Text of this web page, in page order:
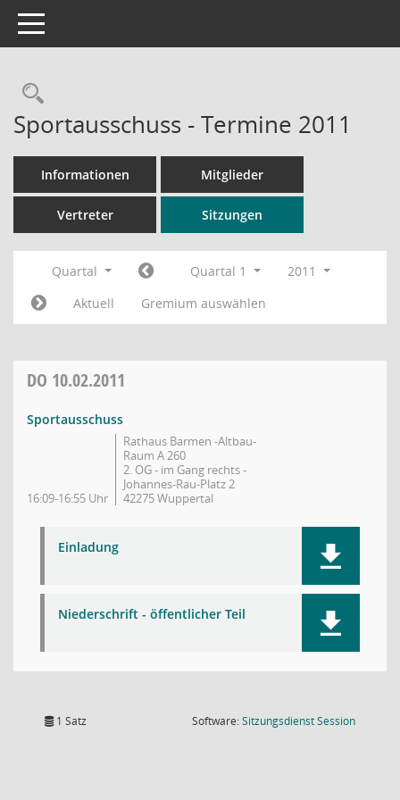
Toggle navigation
Rechercheauswahl
Sportausschuss - Termine 2011
Informationen Mitglieder
Vertreter Sitzungen
Quartal Quartal 1
2011
Aktuell
Gremium auswählen
DO 10.02.2011
Sportausschuss
16:09-16:55 Uhr
Rathaus Barmen -Altbau-
Raum A 260
2. OG - im Gang rechts -
Johannes-Rau-Platz 2
42275 Wuppertal
Einladung
Niederschrift - öffentlicher Teil
1 Satz Software:SitzungsdienstSession(Wird in